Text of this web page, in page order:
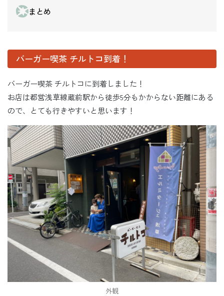
まとめ
バーガー喫茶 チルトコ到着！
バーガー喫茶 チルトコに到着しました！
お店は都営浅草線蔵前駅から徒歩5分もかからない距離にある
ので、とても行きやすいと思います！
外観